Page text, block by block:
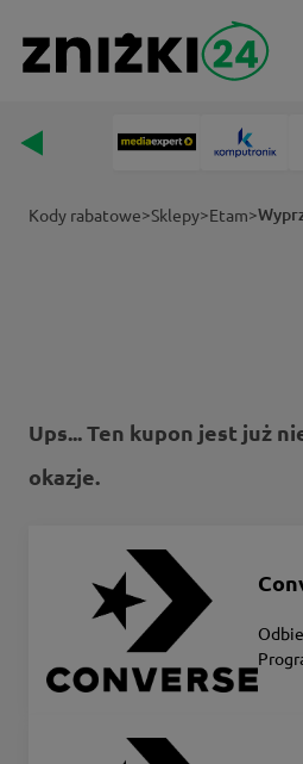
Kody rabatowe>Sklepy>Etam>
Ups... Ten kupon jest już
okazje.